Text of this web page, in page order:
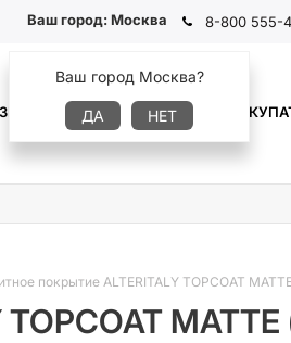
Ваш город:Москва
Ваш город Москва?
ДА НЕТ
8-800 555-
ГДЕ КУПИТЬ ИНФОРМАЦИЯ
покрытие ALTERITALY TOPCOAT